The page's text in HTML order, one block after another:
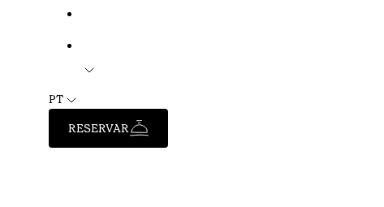
PT
RESERVAR